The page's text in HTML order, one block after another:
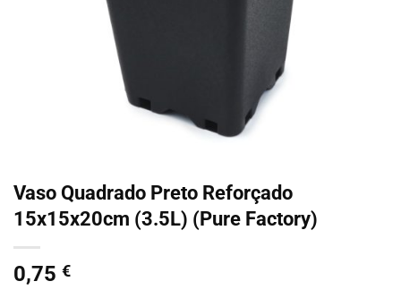
Vaso Quadrado Preto Reforçado
15x15x20cm (3.5L) (Pure Factory)
0,75 €